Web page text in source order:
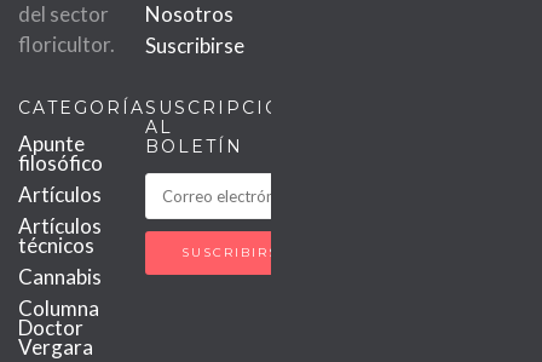
del sector
floricultor.
Nosotros
Suscribirse
CATEGORÍAS
Apunte
filosófico
Artículos
Artículos
técnicos
Cannabis
Columna
Doctor
Vergara
SUSCRIPCIÓN
AL
BOLETÍN